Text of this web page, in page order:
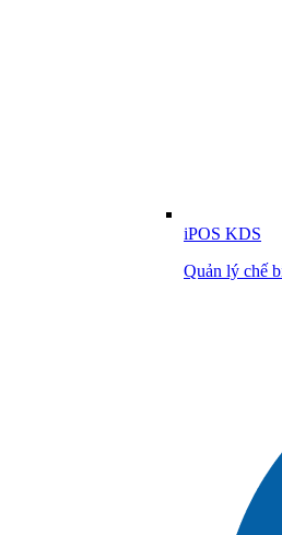
iPOS KDS
Quản lý chế